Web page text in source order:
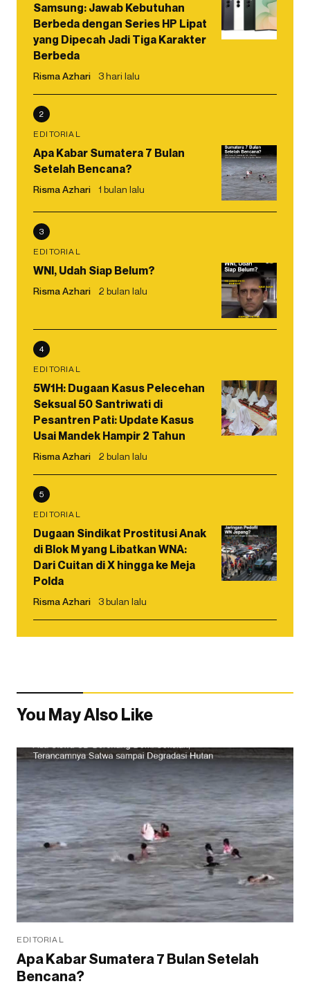
Samsung: Jawab Kebutuhan
Berbeda dengan Series HP Lipat
yang Dipecah Jadi Tiga Karakter
Berbeda
Risma Azhari 3 hari lalu
2
EDITORIAL
Apa Kabar Sumatera 7 Bulan
Setelah Bencana?
Risma Azhari 1 bulan lalu
3
EDITORIAL
WNI, Udah Siap Belum?
Risma Azhari 2 bulan lalu
4
EDITORIAL
5W1H: Dugaan Kasus Pelecehan
Seksual 50 Santriwati di
Pesantren Pati: Update Kasus
Usai Mandek Hampir 2 Tahun
Risma Azhari 2 bulan lalu
5
EDITORIAL
Dugaan Sindikat Prostitusi Anak
di Blok M yang Libatkan WNA:
Dari Cuitan di X hingga ke Meja
Polda
Risma Azhari 3 bulan lalu
You May Also Like
EDITORIAL
Apa Kabar Sumatera 7 Bulan Setelah
Bencana?